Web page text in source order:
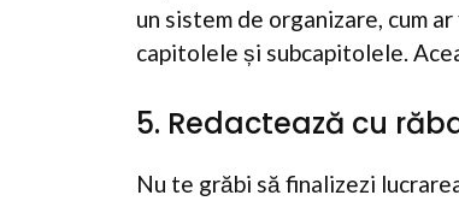
un sistem de organizare, cum
capitolele și subcapitolele.
5. Redactează cu
Nu te grăbi să finalizezi